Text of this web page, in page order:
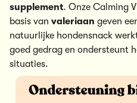
supplement. Onze Calming
basis van valeriaan geven
natuurlijke hondensnack
goed gedrag en ondersteunt
situaties.